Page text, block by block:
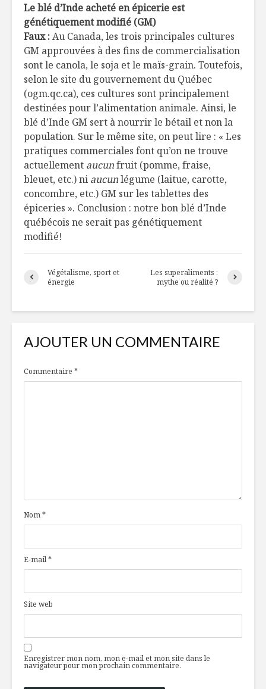
Le blé d’Inde acheté en épicerie est
génétiquement modifié (GM)
Faux :Au Canada, les trois principales cultures
GM approuvées à des fins de commercialisation
sont le canola, le soja et le maïs-grain. Toutefois,
selon le site du gouvernement du Québec
(ogm.qc.ca), ces cultures sont principalement
destinées pour l’alimentation animale. Ainsi, le
blé d’Inde GM sert à nourrir le bétail et non la
population. Sur le même site, on peut lire : « Les
pratiques commerciales font qu’on ne trouve
actuellement aucunfruit (pomme, fraise,
bleuet, etc.) ni aucunlégume (laitue, carotte,
concombre, etc.) GM sur les tablettes des
épiceries ». Conclusion : notre bon blé d’Inde
québécois ne serait pas génétiquement
modifié!
Végétalisme, sport et
énergie
Les superaliments :
mythe ou réalité ?
AJOUTER UN COMMENTAIRE
Commentaire *
Nom*
E-mail*
Site web
Enregistrer mon nom, mon e-mail et mon site dans le
navigateur pour mon prochain commentaire.